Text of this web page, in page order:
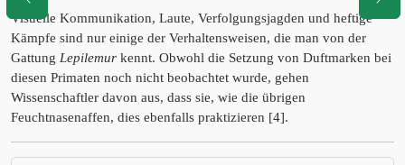
Visuelle Kommunikation, Laute, Verfolgungsjagden und heftige
Kämpfe sind nur einige der Verhaltensweisen, die man von der
Gattung Lepilemur kennt. Obwohl die Setzung von Duftmarken bei
diesen Primaten noch nicht beobachtet wurde, gehen
Wissenschaftler davon aus, dass sie, wie die übrigen
Feuchtnasenaffen, dies ebenfalls praktizieren [4].